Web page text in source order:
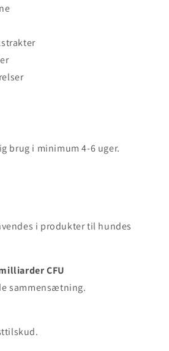
brug i minimum 4-6 uger.
i produkter til hundes
CFU
sammensætning.